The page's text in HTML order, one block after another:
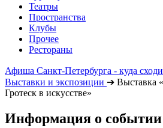
Театры
Пространства
Клубы
Прочее
Рестораны
Афиша Санкт-Петербурга - куда
Выставки и экспозиции ➔ Выставка
Гротеск в искусстве»
Информация о событии